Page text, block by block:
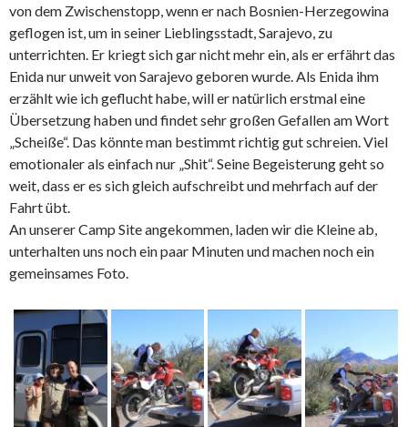
von dem Zwischenstopp, wenn er nach Bosnien-Herzegowina
geflogen ist, um in seiner Lieblingsstadt, Sarajevo, zu
unterrichten. Er kriegt sich gar nicht mehr ein, als er erfährt das
Enida nur unweit von Sarajevo geboren wurde. Als Enida ihm
erzählt wie ich geflucht habe, will er natürlich erstmal eine
Übersetzung haben und findet sehr großen Gefallen am Wort
„Scheiße“. Das könnte man bestimmt richtig gut schreien. Viel
emotionaler als einfach nur „Shit“. Seine Begeisterung geht so
weit, dass er es sich gleich aufschreibt und mehrfach auf der
Fahrt übt.
An unserer Camp Site angekommen, laden wir die Kleine ab,
unterhalten uns noch ein paar Minuten und machen noch ein
gemeinsames Foto.